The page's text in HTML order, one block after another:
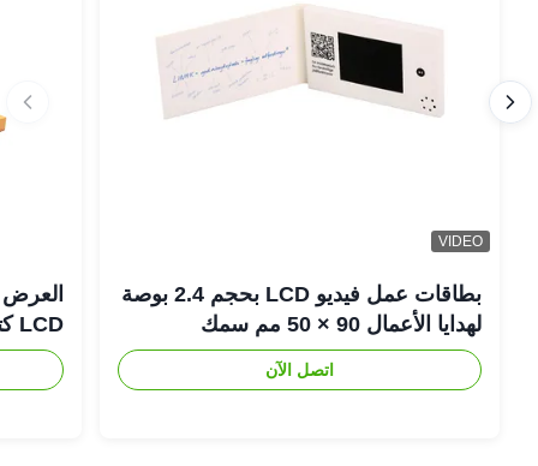
VIDEO
بطاقات عمل فيديو LCD بحجم 2.4 بوصة
لهدايا الأعمال 90 × 50 مم سمك
اتصل الآن
LCD كتيب تقويم مكتب